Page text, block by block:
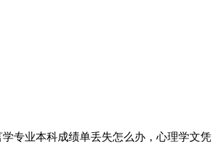
专业本科成绩单丢失怎么办，心理学文凭